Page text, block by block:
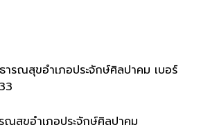
ารณสุขอำเภอประจักษ์ศิลปาคม เบอร์